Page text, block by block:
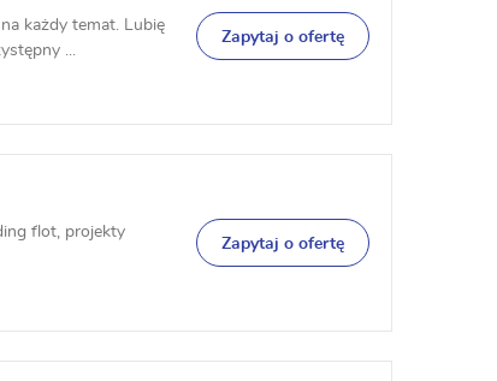
każdy temat. Lubię
...
Zapytaj o ofertę
flot, projekty
Zapytaj o ofertę